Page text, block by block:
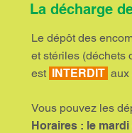
La décharge
Le dépôt des
et stériles (déchets
est INTERDIT aux
Vous pouvez les
Horaires : le